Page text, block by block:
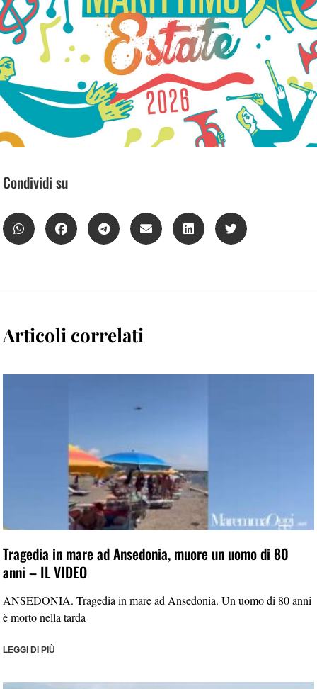
Condividi su
Articoli correlati
Tragedia in mare ad Ansedonia, muore un uomo di 80
anni – IL VIDEO
ANSEDONIA. Tragedia in mare ad Ansedonia. Un uomo di 80 anni
è morto nella tarda
LEGGI DI PIÙ